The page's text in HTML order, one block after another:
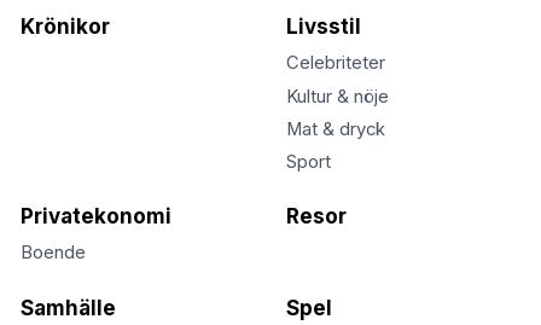
Krönikor Livsstil
Celebriteter
Kultur & nöje
Mat & dryck
Sport
Privatekonomi
Boende
Resor
Samhälle Spel